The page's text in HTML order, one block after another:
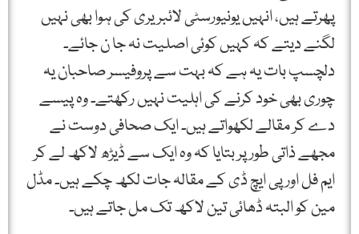
پھرتے ہیں، انہیں یونیورسٹی لائبریری کی ہوا بھی نہیں
لگنے دیتے کہ کہیں کوئی اصلیت نہ جا ن جائے۔
دلچسپ بات یہ ہے کہ بہت سے پروفیسر صاحبان یہ
چوری بھی خود کرنے کی اہلیت نہیں رکھتے۔ وہ پیسے
دے کر مقالے لکھواتے ہیں۔ ایک صحافی دوست نے
مجھے ذاتی طور پر بتایا کہ وہ ایک سے ڈیڑھ لاکھ لے کر
ایم فل اور پی ایچ ڈی کے مقالہ جات لکھ چکے ہیں۔ مڈل
مین کو البتہ ڈھائی تین لاکھ تک مل جاتے ہیں۔